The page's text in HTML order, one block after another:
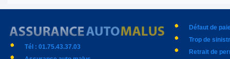
Tél : 01.75.43.37.03
Défaut de
Trop de
Retrait de